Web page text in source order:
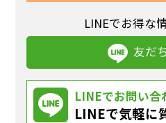
LINEでお得な
友だ
LINEでお問い合
LINEで気軽に